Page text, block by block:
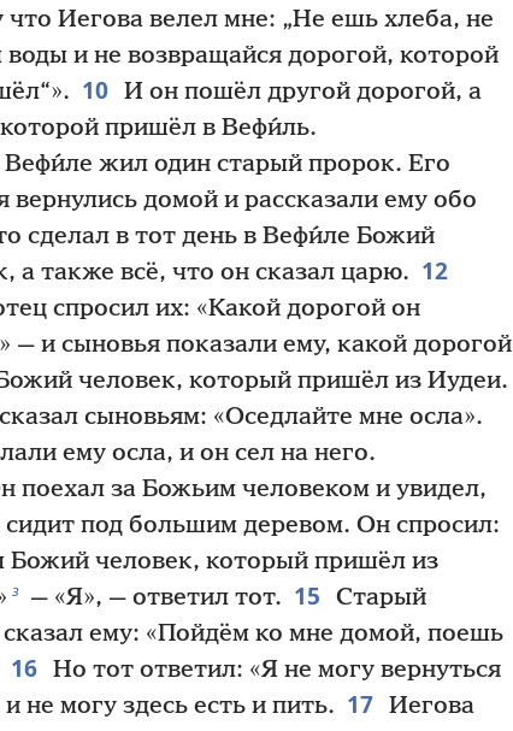
что Иегова велел мне: „Не ешь хлеба, не
воды и не возвращайся дорогой, которой
10 И он пошёл другой дорогой, а
пришёл в Вефи́ль.
жил один старый пророк. Его
вернулись домой и рассказали ему обо
сделал в тот день в Вефи́ле Божий
а также всё, что он сказал царю. 12
спросил их: «Какой дорогой он
— и сыновья показали ему, какой дорогой
человек, который пришёл из Иудеи.
сыновьям: «Оседлайте мне осла».
ему осла, и он сел на него.
поехал за Божьим человеком и увидел,
сидит под большим деревом. Он спросил:
Божий человек, который пришёл из
з — «Я», — ответил тот. 15
Старый
ему: «Пойдём ко мне домой, поешь
16 Но тот ответил: «Я не могу вернуться
не могу здесь есть и пить. 17 Иегова